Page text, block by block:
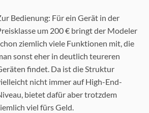
Bedienung: Für ein Gerät in der
um 200 € bringt der Modeler
ziemlich viele Funktionen mit, die
sonst eher in deutlich teureren
findet. Da ist die Struktur
nicht immer auf High-End-
bietet dafür aber trotzdem
viel fürs Geld.